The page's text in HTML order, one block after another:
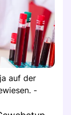
auf der
-